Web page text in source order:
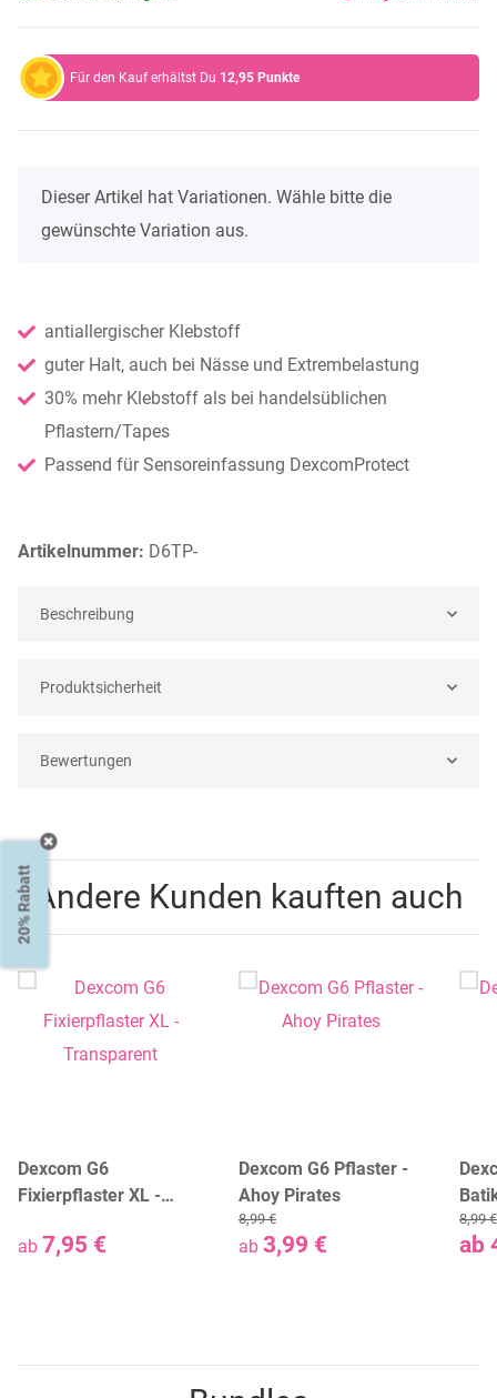
Artikelnummer: D6TP-
antiallergischer Klebstoff
guter Halt, auch bei Nässe und Extrembelastung
30% mehr Klebstoff als bei handelsüblichen
Pflastern/Tapes
Passend für Sensoreinfassung DexcomProtect
Für den Kauf erhältst Du 12,95 Punkte
xDieser Artikel hat Variationen. Wähle bitte die
gewünschte Variation aus.
Beschreibung
Produktsicherheit
Bewertungen
Andere Kunden kauften auch
Dexcom G6
Fixierpflaster XL -
ab 7,95 €
Dexcom G6 Pflaster -
Ahoy Pirates
ab 3,99 €
8,99 €
ab
8,99 €
20% Rabatt